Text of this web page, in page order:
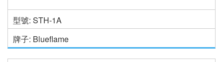
型號: STH-1A
牌子: Blueflame